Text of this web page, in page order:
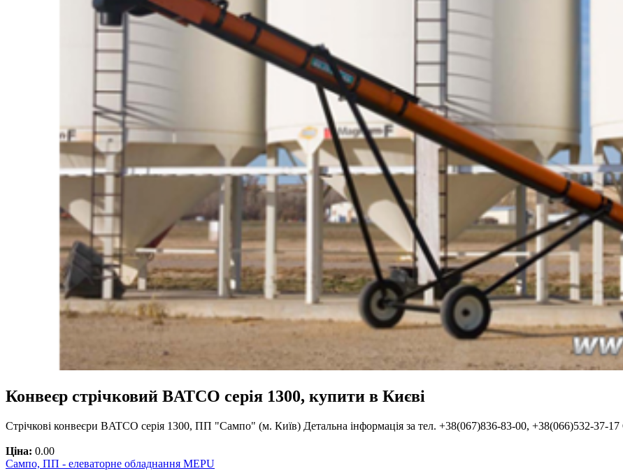
Конвеєр стрічковий BATCO серія 1300, купити в Києві
Стрічкові конвеєри BATCO серія 1300, ПП "Сампо" (м. Київ) Детальна інформація за тел. +38(067)836-83-00, +38(066)532-37-
Ціна: 0.00
Сампо, ПП - елеваторне обладнання MEPU